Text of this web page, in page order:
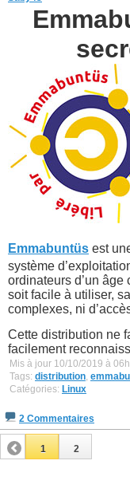
Emmabuntüs est
système
ordinateurs d’un âge
soit facile à utiliser,
complexes, ni
Cette distribution ne
facilement
Mis à jour 10/10/2019 à
Tags: distribution,
Catégories: Linux
2 Commentaires
1 2